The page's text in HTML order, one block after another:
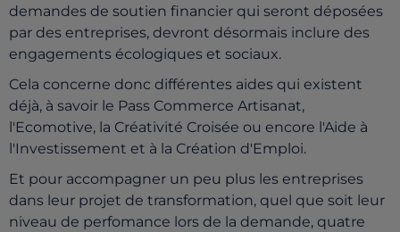
demandes de soutien financier qui seront déposées
par des entreprises, devront désormais inclure des
engagements écologiques et sociaux.
Cela concerne donc différentes aides qui existent
déjà, à savoir le Pass Commerce Artisanat,
l'Ecomotive, la Créativité Croisée ou encore l'Aide à
l'Investissement et à la Création d'Emploi.
Et pour accompagner un peu plus les entreprises
dans leur projet de transformation, quel que soit leur
niveau de perfomance lors de la demande, quatre